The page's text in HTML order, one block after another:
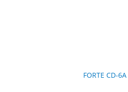
FORTE CD-6A